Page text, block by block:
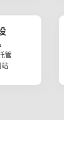
管
站